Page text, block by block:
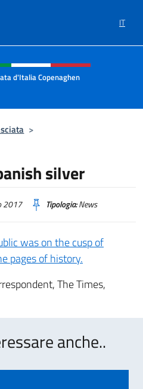
IT
social e menù
d'Italia Copenaghen
>
silver
2017 Tipologia:News
was on the cusp of
pages of history.
The Times,
anche..